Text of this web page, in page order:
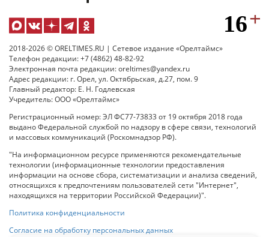
2018-2026 © ORELTIMES.RU | Сетевое издание «Орелтаймс»
Телефон редакции: +7 (4862) 48-82-92
Электронная почта редакции: oreltimes@yandex.ru
Адрес редакции: г. Орел, ул. Октябрьская, д.27, пом. 9
Главный редактор: Е. Н. Годлевская
Учредитель: ООО «Орелтаймс»
Регистрационный номер: ЭЛ ФС77-73833 от 19 октября 2018 года
выдано Федеральной службой по надзору в сфере связи, технологий
и массовых коммуникаций (Роскомнадзор РФ).
"На информационном ресурсе применяются рекомендательные
технологии (информационные технологии предоставления
информации на основе сбора, систематизации и анализа сведений,
относящихся к предпочтениям пользователей сети "Интернет",
находящихся на территории Российской Федерации)".
Политика конфиденциальности
Согласие на обработку персональных данных